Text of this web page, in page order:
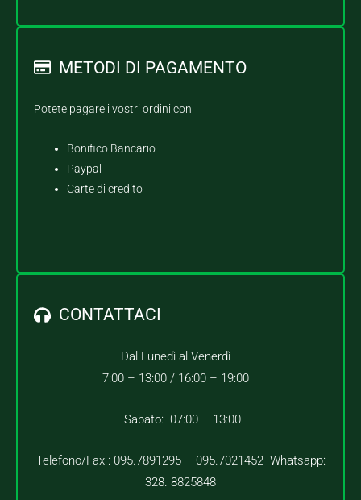
METODI DI PAGAMENTO
Potete pagare i vostri ordini con
Bonifico Bancario
Paypal
Carte di credito
CONTATTACI
Dal Lunedì al Venerdì
7:00 – 13:00 / 16:00 – 19:00
Sabato: 07:00 – 13:00
Telefono/Fax : 095.7891295 – 095.7021452 Whatsapp:
328. 8825848